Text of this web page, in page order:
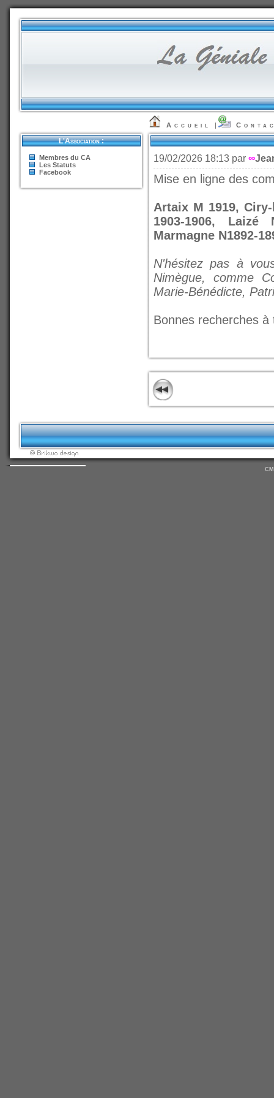
Accueil |
L'Association :
Membres du CA
Les Statuts
Facebook
19/02/2026 18:13 par ∞
Mise en ligne des
Artaix M 1919,
1903-1906, Laizé
Marmagne N1892-
N'hésitez pas à
Nimègue, comme
Marie-Bénédicte,
Bonnes recherches